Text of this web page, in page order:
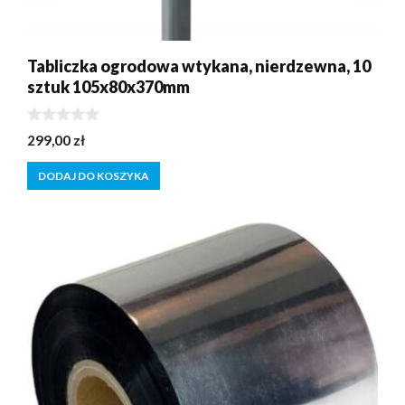
Tabliczka ogrodowa wtykana, nierdzewna, 10
sztuk 105x80x370mm
0
z
5
299,00 zł
DODAJ DO KOSZYKA